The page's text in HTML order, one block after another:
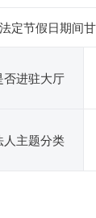
定节假日期间
否进驻大厅
人主题分类